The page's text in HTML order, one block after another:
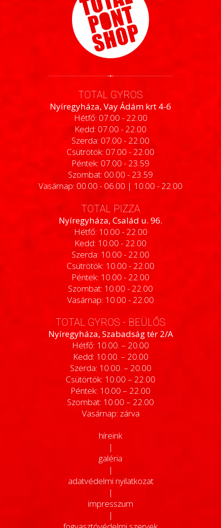
TOTAL GYROS
Nyíregyháza, Vay Ádám krt 4-6
Hétfő: 07.00 - 22.00
Kedd: 07.00 - 22.00
Szerda: 07.00 - 22.00
Csütrötök: 07.00 - 22.00
Péntek: 07.00 - 23.59
Szombat: 00.00 - 23.59
Vasárnap: 00.00 - 06.00 | 10.00 - 22.00
TOTAL PIZZA
Nyíregyháza, Család u. 96.
Hétfő: 10.00 - 22.00
Kedd: 10.00 - 22.00
Szerda: 10.00 - 22.00
Csütrötök: 10.00 - 22.00
Péntek: 10.00 - 22.00
Szombat: 10.00 - 22.00
Vasárnap: 10.00 - 22.00
TOTAL GYROS - BEÜLŐS
Nyíregyháza, Szabadság tér 2/A
Hétfő: 10.00. – 20.00
Kedd: 10.00. – 20.00
Szerda: 10.00. – 20.00
Csütörtök: 10.00 – 22.00
Péntek: 10.00 – 22.00
Szombat: 10.00 – 22.00
Vasárnap: zárva
híreink
|
galéria
|
adatvédelmi nyilatkozat
|
impresszum
|